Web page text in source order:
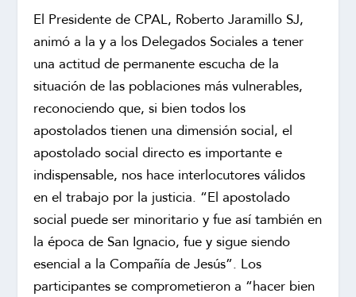
El Presidente de CPAL, Roberto Jaramillo SJ,
animó a la y a los Delegados Sociales a tener
una actitud de permanente escucha de la
situación de las poblaciones más vulnerables,
reconociendo que, si bien todos los
apostolados tienen una dimensión social, el
apostolado social directo es importante e
indispensable, nos hace interlocutores válidos
en el trabajo por la justicia. “El apostolado
social puede ser minoritario y fue así también en
la época de San Ignacio, fue y sigue siendo
esencial a la Compañía de Jesús”. Los
participantes se comprometieron a “hacer bien